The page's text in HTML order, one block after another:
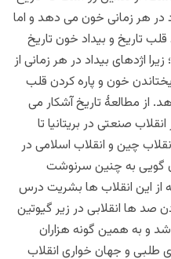
در هر زمانی خون می دهد و اما
تاریخ و بیداد خون تاریخ
اژدهای بیداد در هر زمانی از
خون و پاره کردن قلب
از مطالعۀ تاریخ آشکار می
صنعتی در بریتانیا تا
انقلاب چین و انقلاب اسلامی در
گویی به چنین سرنوشت
این انقلاب ها بشریت درس
صد ها انقلابی در زیر گیوتین
و به همین گونه هزاران
طلبی و جهان خواری انقلاب